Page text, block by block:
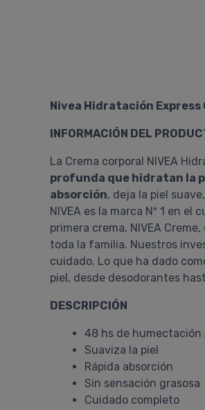
Nivea Hidratación Express
INFORMACIÓN DEL
La Crema corporal NIVEA
profunda que hidratan la
absorción, deja la piel
NIVEA es la marca Nº 1 en
primera crema, NIVEA
toda la familia. Nuestros
cuidado. Lo que ha dado
piel, desde desodorantes
DESCRIPCIÓN
48 hs de
Suaviza la piel
Rápida absorción
Sin sensación grasosa
Cuidado completo